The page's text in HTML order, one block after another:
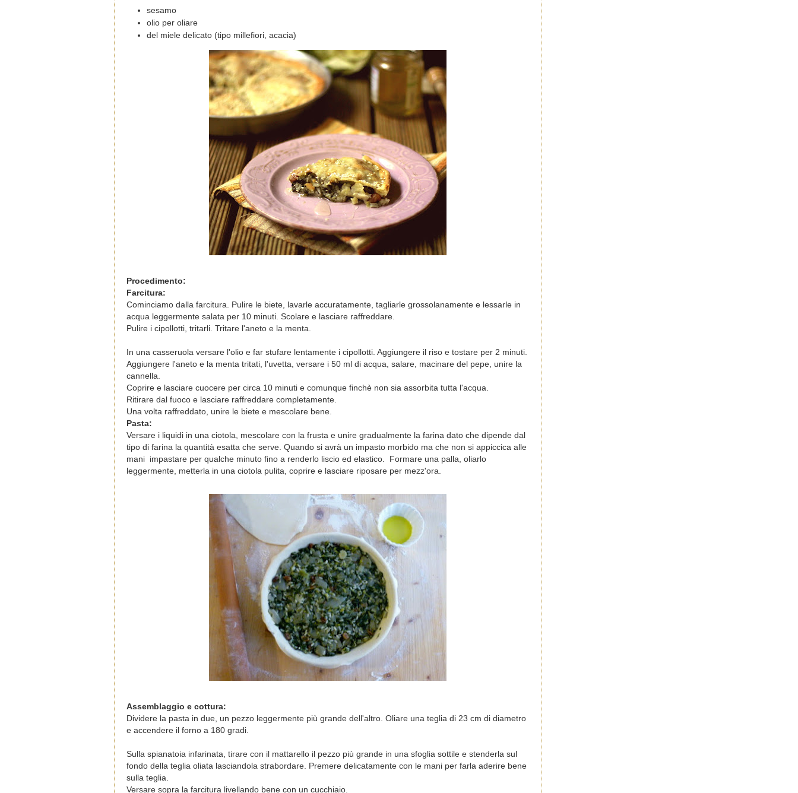
sesamo
olio per oliare
del miele delicato (tipo millefiori, acacia)
Procedimento:
Farcitura:
Cominciamo dalla farcitura. Pulire le biete, lavarle accuratamente, tagliarle grossolanamente e lessarle in
acqua leggermente salata per 10 minuti. Scolare e lasciare raffreddare.
Pulire i cipollotti, tritarli. Tritare l'aneto e la menta.
In una casseruola versare l'olio e far stufare lentamente i cipollotti. Aggiungere il riso e tostare per 2 minuti.
Aggiungere l'aneto e la menta tritati, l'uvetta, versare i 50 ml di acqua, salare, macinare del pepe, unire la
cannella.
Coprire e lasciare cuocere per circa 10 minuti e comunque finchè non sia assorbita tutta l'acqua.
Ritirare dal fuoco e lasciare raffreddare completamente.
Una volta raffreddato, unire le biete e mescolare bene.
Pasta:
Versare i liquidi in una ciotola, mescolare con la frusta e unire gradualmente la farina dato che dipende dal
tipo di farina la quantità esatta che serve. Quando si avrà un impasto morbido ma che non si appiccica alle
mani impastare per qualche minuto fino a renderlo liscio ed elastico. Formare una palla, oliarlo
leggermente, metterla in una ciotola pulita, coprire e lasciare riposare per mezz'ora.
Assemblaggio e cottura:
Dividere la pasta in due, un pezzo leggermente più grande dell'altro. Oliare una teglia di 23 cm di diametro
e accendere il forno a 180 gradi.
Sulla spianatoia infarinata, tirare con il mattarello il pezzo più grande in una sfoglia sottile e stenderla sul
fondo della teglia oliata lasciandola strabordare. Premere delicatamente con le mani per farla aderire bene
sulla teglia.
Versare sopra la farcitura livellando bene con un cucchiaio.